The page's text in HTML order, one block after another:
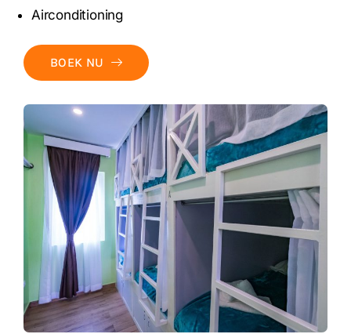
Airconditioning
BOEK NU